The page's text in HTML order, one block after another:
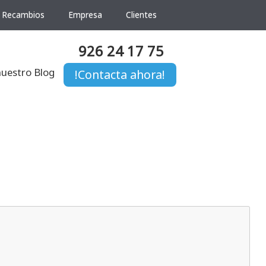
Recambios Empresa Clientes
Blog
926 24 17 75
!Contacta ahora!